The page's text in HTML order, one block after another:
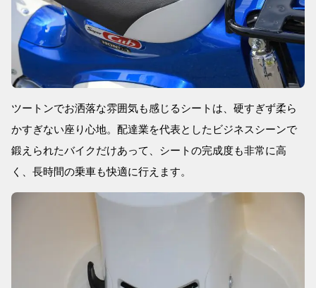
ツートンでお洒落な雰囲気も感じるシートは、硬すぎず柔ら
かすぎない座り心地。配達業を代表としたビジネスシーンで
鍛えられたバイクだけあって、シートの完成度も非常に高
く、長時間の乗車も快適に行えます。